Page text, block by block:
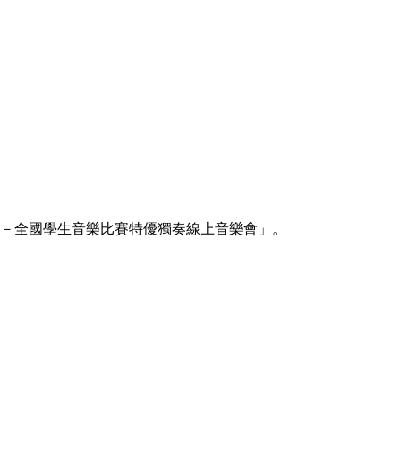
全國學生音樂比賽特優獨奏線上音樂會」。